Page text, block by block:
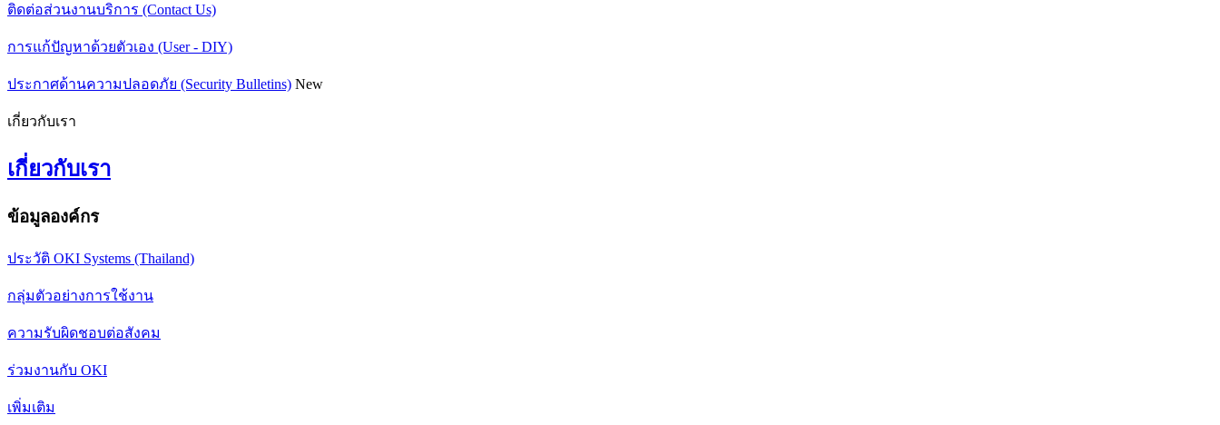
ติดต่อส่วนงานบริการ (Contact Us)
การแก้ปัญหาด้วยตัวเอง (User - DIY)
ประกาศด้านความปลอดภัย (Security Bulletins) New
เกี่ยวกับเรา
เกี่ยวกับเรา
ข้อมูลองค์กร
ประวัติ OKI Systems (Thailand)
กลุ่มตัวอย่างการใช้งาน
ความรับผิดชอบต่อสังคม
ร่วมงานกับ OKI
เพิ่มเติม